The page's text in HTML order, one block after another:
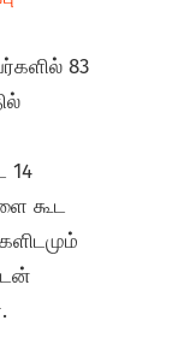
83
14
கூட